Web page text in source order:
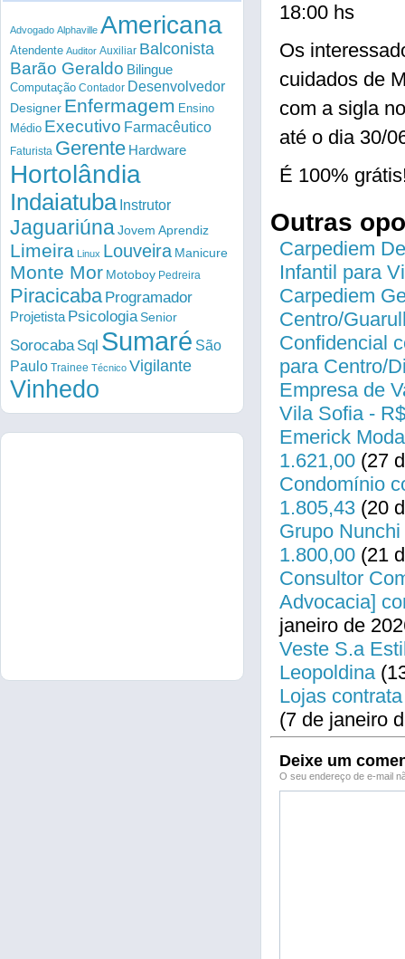
18:00 hs
Os
cuidados de
com a sigla
até o dia 30/
É 100%
Outras
Carpediem
Infantil para
Carpediem
Centro/
Confidencial
para Centro/
Empresa de
Vila Sofia -
Emerick
1.621,00 (27
Condomínio
1.805,43 (20
Grupo
1.800,00 (21
Consultor
Advocacia]
janeiro de
Veste S.a
Leopoldina
Lojas
(7 de janeiro
Deixe um
O seu endereço de e-mail
Advogado Alphaville Americana
Atendente Auditor Auxiliar Balconista
Barão Geraldo Bilingue
Computação Contador Desenvolvedor
Designer Enfermagem Ensino
Médio Executivo Farmacêutico
Faturista Gerente Hardware
Hortolândia
Indaiatuba Instrutor
Jaguariúna Jovem Aprendiz
Limeira Linux Louveira Manicure
Monte Mor Motoboy Pedreira
Piracicaba Programador
Projetista PsicologiaSenior
Sorocaba Sql Sumaré São
Paulo Trainee Técnico Vigilante
Vinhedo